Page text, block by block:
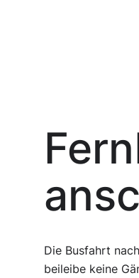
Die Busfahrt
beileibe keine